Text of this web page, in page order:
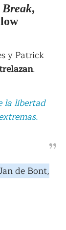
,
y Patrick
.
la libertad
de Bont,